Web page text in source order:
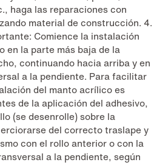
haga las reparaciones con
material de construcción. 4.
Comience la instalación
en la parte más baja de la
continuando hacia arriba y en
a la pendiente. Para facilitar
del manto acrílico es
de la aplicación del adhesivo,
(se desenrolle) sobre la
del correcto traslape y
con el rollo anterior o con la
a la pendiente, según